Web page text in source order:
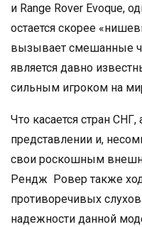
и Range Rover Evoque,
остается скорее
вызывает смешанные
является давно
сильным игроком на
Что касается стран
представлении и,
свои роскошным
Рендж Ровер также
противоречивых
надежности данной